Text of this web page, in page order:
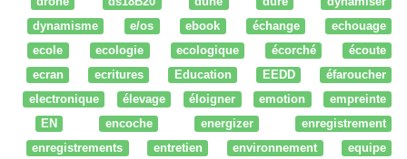
dynamisme
e/os ebook échange
echouage
ecole
ecologie ecologique écorché
écoute
ecran
ecritures Education EEDD
éfaroucher
electronique
élevage éloigner emotion
empreinte
EN
encoche energizer
enregistrement
enregistrements
entretien environnement
equipe